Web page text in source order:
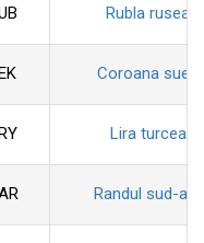
Rubla
Coroana
Lira
Randul sud-